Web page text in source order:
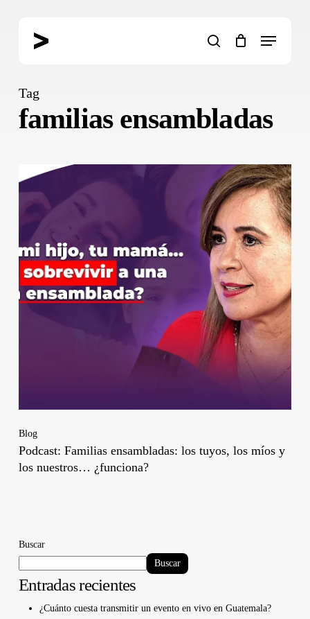
search
Menu
Tag
familias ensambladas
Blog
Podcast: Familias ensambladas: los tuyos, los míos y
los nuestros… ¿funciona?
Buscar
Buscar
Entradas recientes
¿Cuánto cuesta transmitir un evento en vivo en Guatemala?